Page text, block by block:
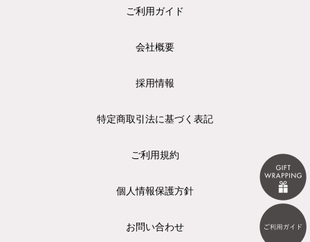
ご利用ガイド
会社概要
採用情報
特定商取引法に基づく表記
ご利用規約
個人情報保護方針
お問い合わせ